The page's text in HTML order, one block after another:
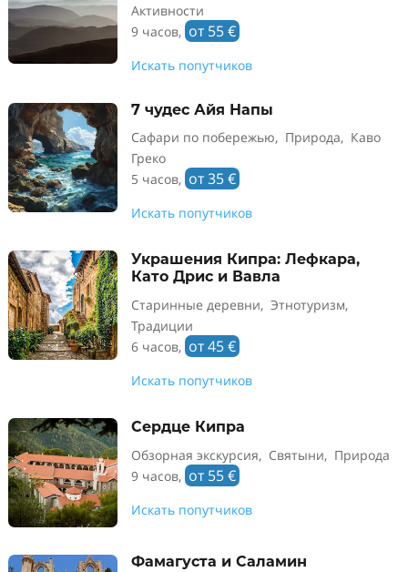
Активности
9 часов, от 55 €
Искать попутчиков
7 чудес Айя Напы
Сафари по побережью, Природа, Каво
Греко
5 часов, от 35 €
Искать попутчиков
Украшения Кипра: Лефкара,
Като Дрис и Вавла
Старинные деревни, Этнотуризм,
Традиции
6 часов, от 45 €
Искать попутчиков
Сердце Кипра
Обзорная экскурсия, Святыни, Природа
9 часов, от 55 €
Искать попутчиков
Фамагуста и Саламин